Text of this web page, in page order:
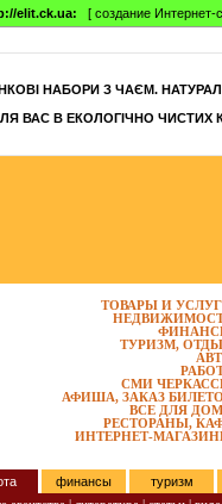
elit.ck.ua: [ создание Интернет-
НАБОРИ З ЧАЄМ.
ВАС В ЕКОЛОГІЧНО ЧИСТИХ
ТОВАРЫ И
ТУРИЗМ,
СМИ
АФИША, ЗАКАЗ
ВСЕ ДЛЯ
РЕСТОРАНЫ,
ИНТЕРНЕТ-
финансы
туризм